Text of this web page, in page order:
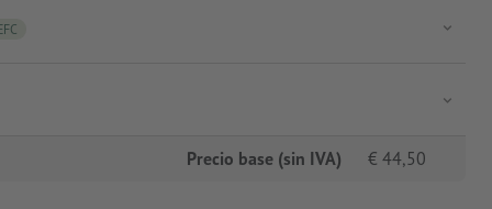
Precio base (sin IVA) € 44,50